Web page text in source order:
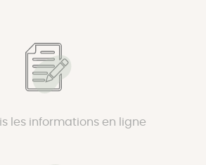
les informations en ligne